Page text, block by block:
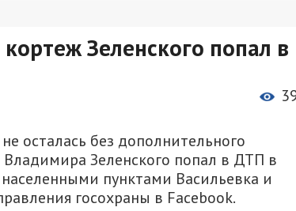
Зеленского попал в
осталась без дополнительного
Зеленского попал в ДТП в
пунктами Васильевка и
госохраны в Facebook.